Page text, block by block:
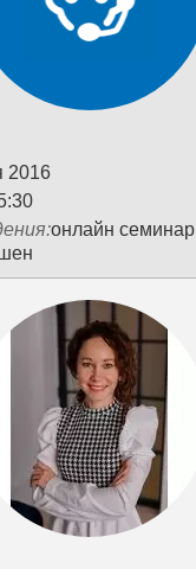
2016
онлайн семинар